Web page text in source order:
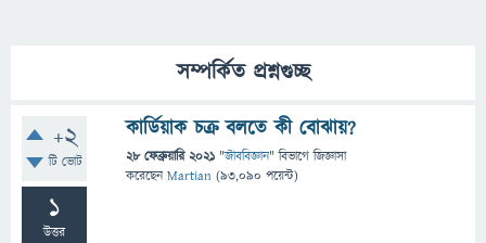
সম্পর্কিত প্রশ্নগুচ্ছ
+2
টি ভোট
1
উত্তর
কার্ডিয়াক চক্র বলতে কী বোঝায়?
28 ফেব্রুয়ারি 2021 "জীববিজ্ঞান" বিভাগে জিজ্ঞাসা
করেছেনMartian (93,090 পয়েন্ট)